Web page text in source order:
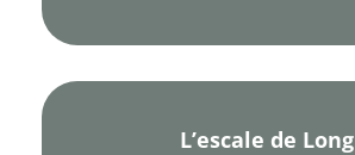
L’escale de Long